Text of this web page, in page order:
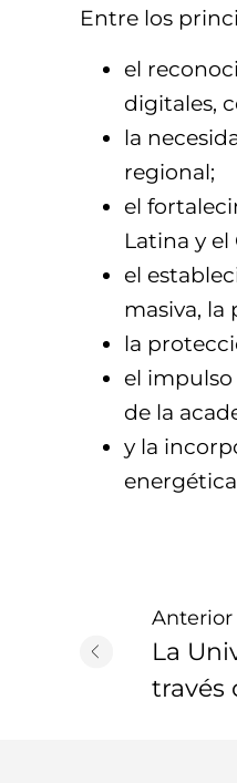
Entre los
el
digitales,
la
regional;
el
Latina y
el
masiva,
la
el
de la
y la
Anterior
La
través